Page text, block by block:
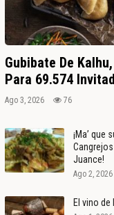
Gubibate De
Para 69.574
Ago 3, 2026 76
¡Ma’ que
Juance!
Ago 2, 2026
El vino